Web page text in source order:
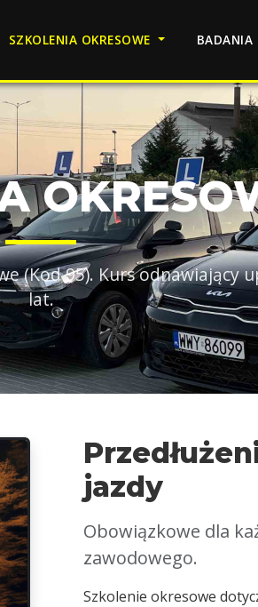
SZKOLENIA OKRESOWE BADANIA
(Kod 95). Kurs odnawiający
lat.
jazdy
Obowiązkowe dla
zawodowego.
Szkolenie okresowe